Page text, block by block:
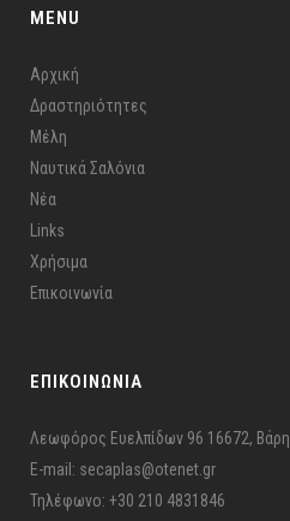
MENU
Αρχική
Δραστηριότητες
Μέλη
Ναυτικά Σαλόνια
Νέα
Links
Χρήσιμα
Επικοινωνία
ΕΠΙΚΟΙΝΩΝΙΑ
Λεωφόρος Ευελπίδων 96 16672, Βάρη
E-mail: secaplas@otenet.gr
Τηλέφωνο: +30 210 4831846